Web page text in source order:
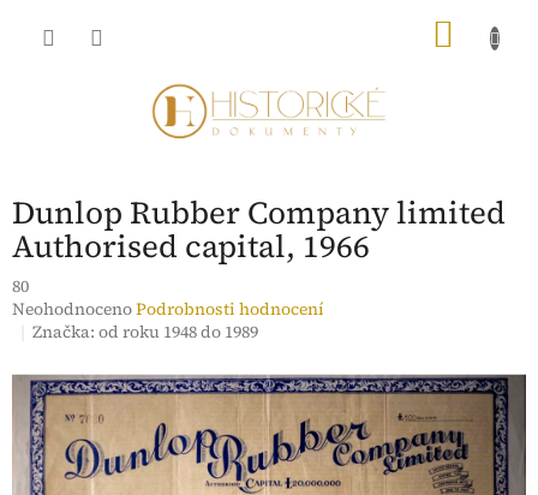
Dunlop Rubber Company limited
Authorised capital, 1966
80
Průměrné
hodnocení
je
0,0
hvězdiček.
NeohodnocenoPodrobnosti hodnocení
Značka:od roku 1948 do 1989